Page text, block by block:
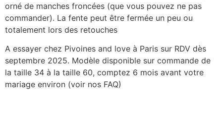
orné de manches froncées (que vous pouvez ne pas
commander). La fente peut être fermée un peu ou
totalement lors des retouches
A essayer chez Pivoines and love à Paris sur RDV dès
septembre 2025. Modèle disponible sur commande de
la taille 34 à la taille 60, comptez 6 mois avant votre
mariage environ (voir nos FAQ)